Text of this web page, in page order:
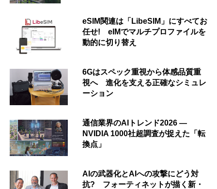
eSIM関連は「LibeSIM」にすべてお
任せ! eIMでマルチプロファイルを
動的に切り替え
6Gはスペック重視から体感品質重
視へ 進化を支える正確なシミュレ
ーション
通信業界のAIトレンド2026 ―
NVIDIA 1000社超調査が捉えた「転
換点」
AIの武器化とAIへの攻撃にどう対
抗? フォーティネットが描く新・